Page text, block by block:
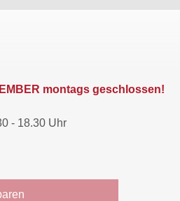
montags geschlossen!
- 18.30 Uhr